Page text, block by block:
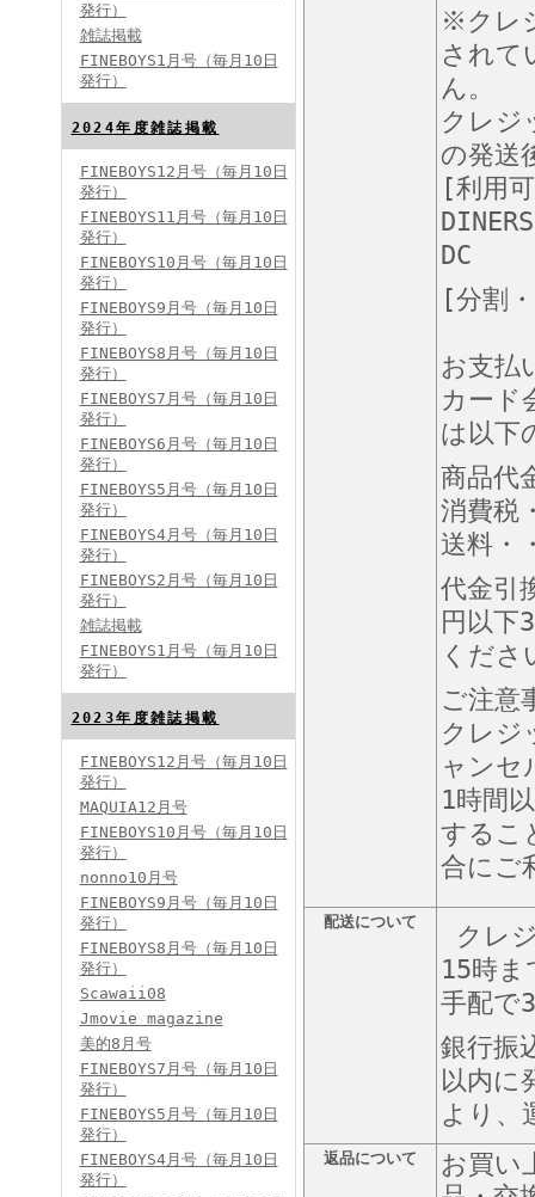
FINEBOYS2024年5月号
FINEBOYS2024年4月号
FINEBOYS2024年2月号
2024分バックナンバー
2023分バックナンバー
2022年分バックナンバー
2019年分バックナンバー
2018年分バックナンバー
2017年分バックナンバー
2016年分バックナンバー
2014年分バックナンバー
発行）
雑誌掲載
FINEBOYS1月号（毎月10日
発行）
2024年度雑誌掲載
FINEBOYS12月号（毎月10日
発行）
FINEBOYS11月号（毎月10日
発行）
FINEBOYS10月号（毎月10日
発行）
FINEBOYS9月号（毎月10日
発行）
FINEBOYS8月号（毎月10日
発行）
FINEBOYS7月号（毎月10日
発行）
FINEBOYS6月号（毎月10日
発行）
FINEBOYS5月号（毎月10日
発行）
FINEBOYS4月号（毎月10日
発行）
FINEBOYS2月号（毎月10日
発行）
雑誌掲載
FINEBOYS1月号（毎月10日
発行）
2023年度雑誌掲載
FINEBOYS12月号（毎月10日
発行）
MAQUIA12月号
FINEBOYS10月号（毎月10日
発行）
nonno10月号
FINEBOYS9月号（毎月10日
発行）
FINEBOYS8月号（毎月10日
発行）
Scawaii08
Jmovie magazine
美的8月号
FINEBOYS7月号（毎月10日
発行）
FINEBOYS5月号（毎月10日
発行）
FINEBOYS4月号（毎月10日
発行）
※クレ
されて
ん。
クレジ
の発送
[利用
DC
[分割
お支払
カード
は以下
商品代
消費税
送料・
代金引
円以下
くださ
ご注意
クレジ
ャンセ
1時間
するこ
合にご
配送について
クレ
15時ま
手配で
銀行振
以内に
より、
返品について
お買い